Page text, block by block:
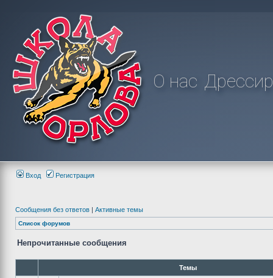
О нас
Вход Регистрация
Сообщения без ответов | Активные темы
Список форумов
Непрочитанные сообщения
Темы